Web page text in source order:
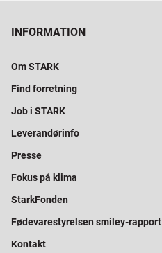
INFORMATION
Om STARK
Find forretning
Job i STARK
Leverandørinfo
Presse
Fokus på klima
StarkFonden
Fødevarestyrelsen smiley-rapport
Kontakt